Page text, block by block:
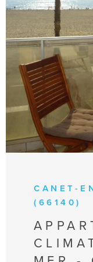
CANET-
(66140)